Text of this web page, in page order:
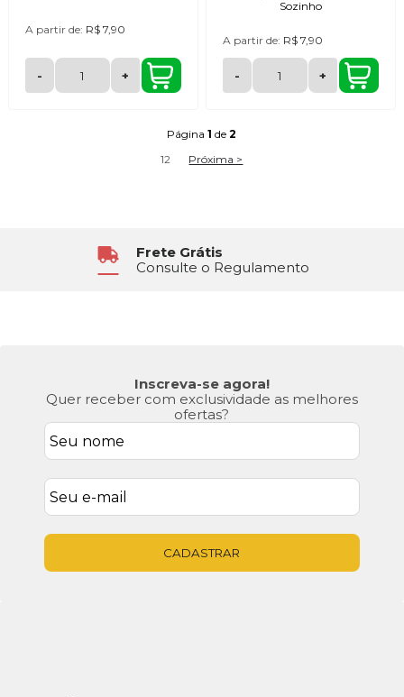
A partir de: R$ 7,90
- +
Sozinho
A partir de: R$ 7,90
- +
Página1 de2
12 Próxima >
Atendimento
Segunda à Sexta das 8h30 às 17h
Inscreva-se agora!
Quer receber com exclusividade as melhores
ofertas?
CADASTRAR